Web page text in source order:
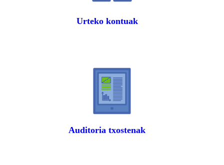
Urteko kontuak
Auditoria txostenak